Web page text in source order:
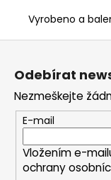
Vyrobeno a
Z
Odebírat
Nezmeškejte
E-mail
Vložením e-
ochrany